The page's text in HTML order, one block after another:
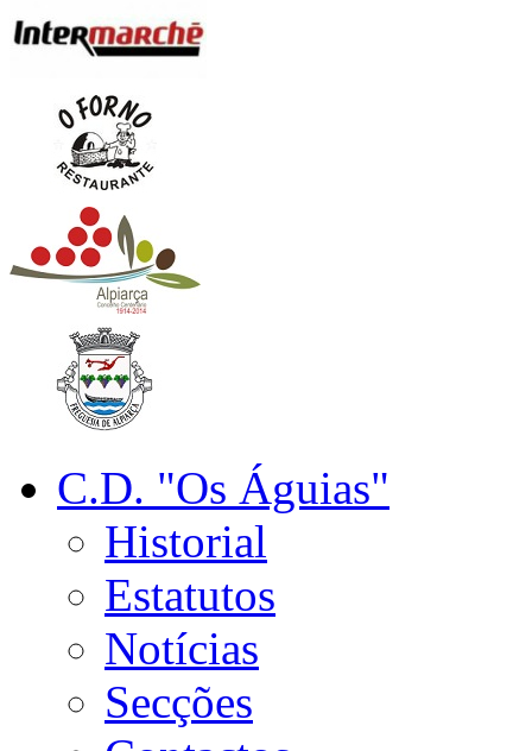
C.D. "Os Águias"
Historial
Estatutos
Notícias
Secções